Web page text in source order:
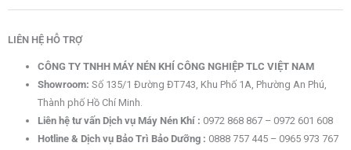
LIÊN HỆ HỖ TRỢ
CÔNG TY TNHH MÁY NÉN KHÍ CÔNG NGHIỆP TLC VIỆT NAM
Showroom: Số 135/1 Đường ĐT743, Khu Phố 1A, Phường An Phú,
Thành phố Hồ Chí Minh.
Liên hệ tư vấn Dịch vụ Máy Nén Khí : 0972 868 867 – 0972 601 608
Hotline & Dịch vụ Bảo Trì Bảo Dưỡng : 0888 757 445 – 0965 973 767